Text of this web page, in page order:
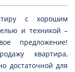
с хорошим
и техникой –
предложение!
квартира,
достаточной для